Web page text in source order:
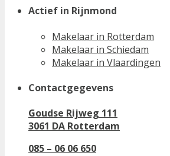
Actief in Rijnmond
Makelaar in Rotterdam
Makelaar in Schiedam
Makelaar in Vlaardingen
Contactgegevens
Goudse Rijweg 111
3061 DA Rotterdam
085 – 06 06 650